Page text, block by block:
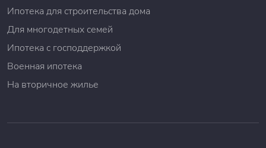
Ипотека для строительства дома
Для многодетных семей
Ипотека с господдержкой
Военная ипотека
На вторичное жилье